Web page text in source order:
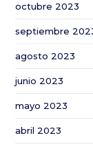
octubre 2023
septiembre
agosto 2023
junio 2023
mayo 2023
abril 2023